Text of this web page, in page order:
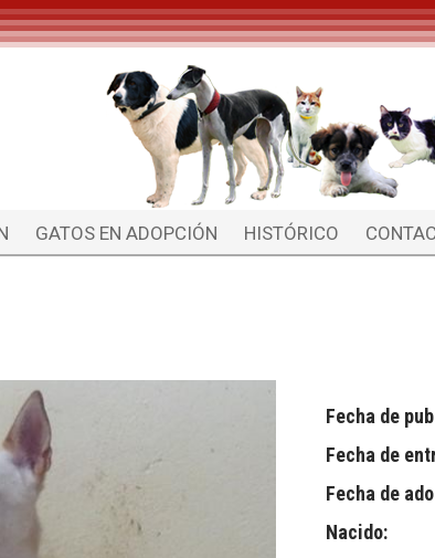
GATOS EN ADOPCIÓN HISTÓRICO
Fecha de
Fecha de
Fecha de
Nacido: